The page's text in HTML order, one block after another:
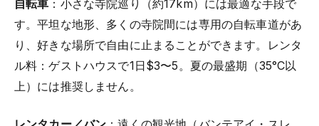
自転車 ：小さな寺院巡り（約17km）には最適な手段で
す。平坦な地形、多くの寺院間には専用の自転車道があ
り、好きな場所で自由に止まることができます。レンタ
ル料：ゲストハウスで1日$3〜5。夏の最盛期（35°C以
上）には推奨しません。